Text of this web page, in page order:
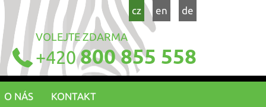
cz en de
VOLEJTE ZDARMA
+420800 855 558
O NÁS KONTAKT